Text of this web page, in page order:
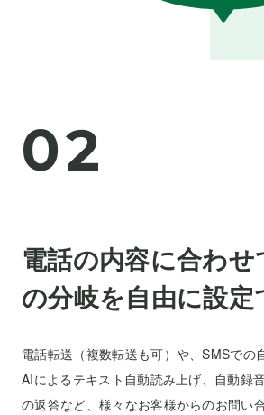
02
電話の内容に合わ
の分岐を自由に設定
電話転送（複数転送も可）や、SMSでの
AIによるテキスト自動読み上げ、自動録
の返答など、様々なお客様からのお問い